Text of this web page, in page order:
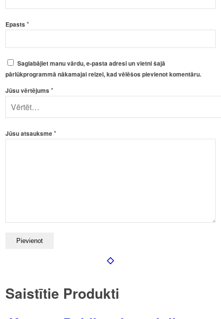
Epasts*
Saglabājiet manu vārdu, e-pasta adresi un vietni šajā
pārlūkprogrammā nākamajai reizei, kad vēlēšos pievienot komentāru.
Jūsu vērtējums*
Jūsu atsauksme*
Saistītie Produkti